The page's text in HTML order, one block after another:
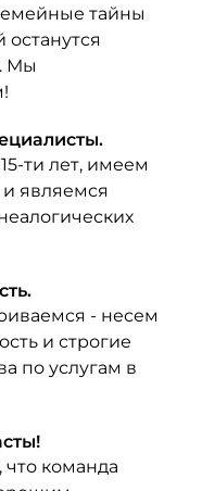
тайны
останутся
Мы
ти лет, имеем
и являемся
- несем
и строгие
по услугам в
что команда